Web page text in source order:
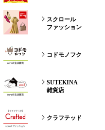
スクロール
ファッション
コドモノフク
SUTEKINA
雑貨店
クラフテッド